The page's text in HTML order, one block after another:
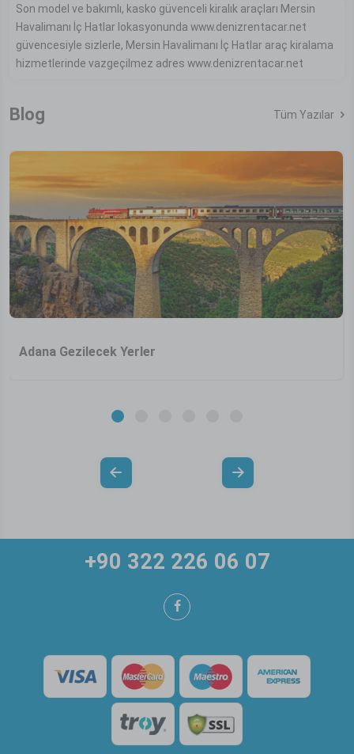
Son model ve bakımlı, kasko güvenceli kiralık araçları Mersin
Havalimanı İç Hatlar lokasyonunda www.denizrentacar.net
güvencesiyle sizlerle, Mersin Havalimanı İç Hatlar araç kiralama
hizmetlerinde vazgeçilmez adres www.denizrentacar.net
Blog Tüm Yazılar
Adana Gezilecek Yerler
+90 322 226 06 07